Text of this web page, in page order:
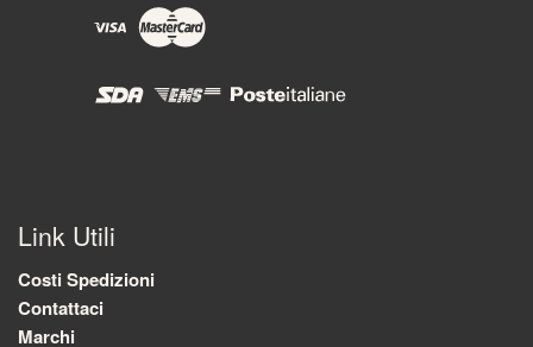
Link Utili
Costi Spedizioni
Contattaci
Marchi